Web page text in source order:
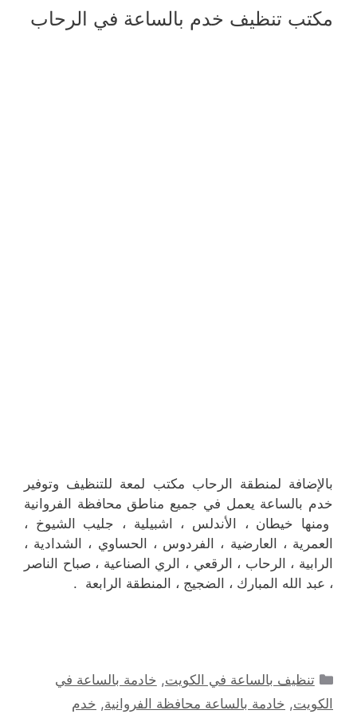
مكتب تنظيف خدم بالساعة في الرحاب
بالإضافة لمنطقة الرحاب مكتب لمعة للتنظيف وتوفير
خدم بالساعة يعمل في جميع مناطق محافظة الفروانية
ومنها خيطان ، الأندلس ، اشبيلية ، جليب الشيوخ ،
العمرية ، العارضية ، الفردوس ، الحساوي ، الشدادية ،
الرابية ، الرحاب ، الرقعي ، الري الصناعية ، صباح الناصر
، عبد الله المبارك ، الضجيج ، المنطقة الرابعة .
التصنيفات
تنظيف بالساعة في الكويت, خادمة بالساعة في
الكويت, خادمة بالساعة محافظة الفروانية, خدم